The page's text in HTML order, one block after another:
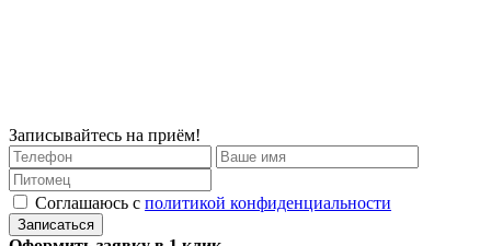
Записывайтесь на приём!
Соглашаюсь с политикой конфиденциальности
Записаться